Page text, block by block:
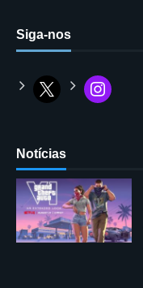
Siga-nos
Notícias